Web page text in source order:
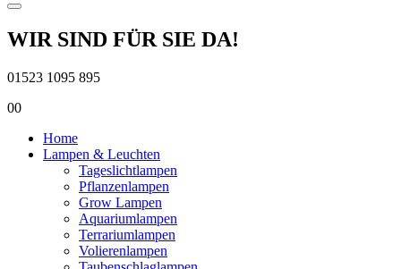
WIR SIND FÜR SIE DA!
01523 1095 895
00
Home
Lampen & Leuchten
Tageslichtlampen
Pflanzenlampen
Grow Lampen
Aquariumlampen
Terrariumlampen
Volierenlampen